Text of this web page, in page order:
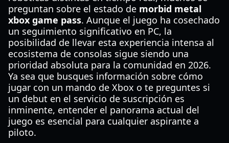
preguntan sobre el estado de morbid metal
xbox game pass. Aunque el juego ha cosechado
un seguimiento significativo en PC, la
posibilidad de llevar esta experiencia intensa al
ecosistema de consolas sigue siendo una
prioridad absoluta para la comunidad en 2026.
Ya sea que busques información sobre cómo
jugar con un mando de Xbox o te preguntes si
un debut en el servicio de suscripción es
inminente, entender el panorama actual del
juego es esencial para cualquier aspirante a
piloto.